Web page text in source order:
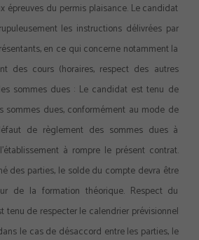
épreuves du permis plaisance. Le candidat
les instructions délivrées par
en ce qui concerne notamment la
des cours (horaires, respect des autres
sommes dues : Le candidat est tenu de
sommes dues, conformément au mode de
de règlement des sommes dues à
à rompre le présent contrat.
des parties, le solde du compte devra être
de la formation théorique. Respect du
tenu de respecter le calendrier prévisionnel
le cas de désaccord entre les parties, le